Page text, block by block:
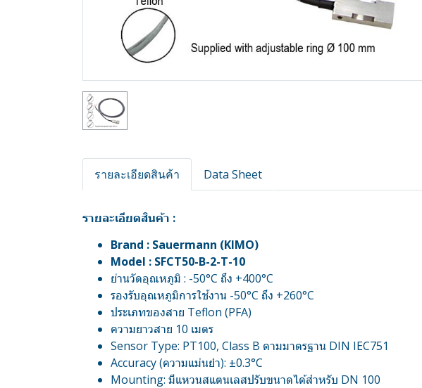
รายละเอียดสินค้า Data Sheet
รายละเอียดสินค้า :
Brand : Sauermann (KIMO)
Model : SFCT50-B-2-T-10
ย่านวัดอุณหภูมิ : -50°C ถึง +400°C
รองรับอุณหภูมิการใช้งาน -50°C ถึง +260°C
ประเภทของสาย Teflon (PFA)
ความยาวสาย 10 เมตร
Sensor Type: PT100, Class B ตามมาตรฐาน DIN IEC751
Accuracy (ความแม่นยำ): ±0.3°C
Mounting: มีแหวนสแตนเลสปรับขนาดได้สำหรับ DN 100